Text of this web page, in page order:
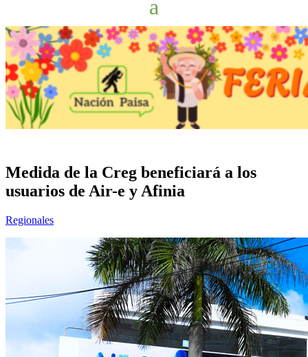
Medida de la Creg beneficiará a los
usuarios de Air-e y Afinia
Regionales